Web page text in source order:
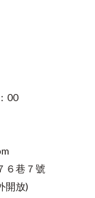
00
６巷７號
開放)